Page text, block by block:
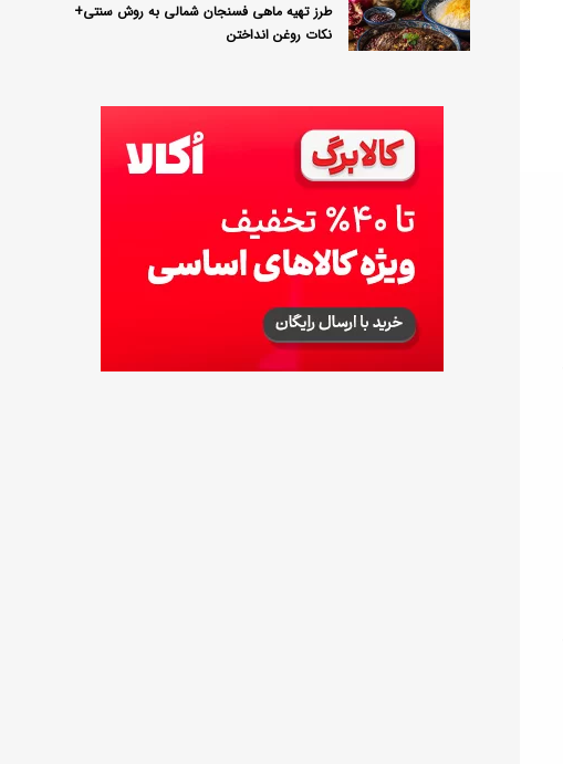
طرز تهیه ماهی فسنجان شمالی به روش سنتی+
نکات روغن انداختن
۱۰ خواص آلو؛ فواید شگفت‌انگیز این میوه برای
سلامت بدن
14 مرداد 1405
فردا ۱۵ مرداد کالابرگ این افراد واریز می‌شود
14 مرداد 1405
زمان شارژ کالابرگ تغییر کرد؛ جزئیات برنامه
جدید واریز اعتبار در مرداد
14 مرداد 1405